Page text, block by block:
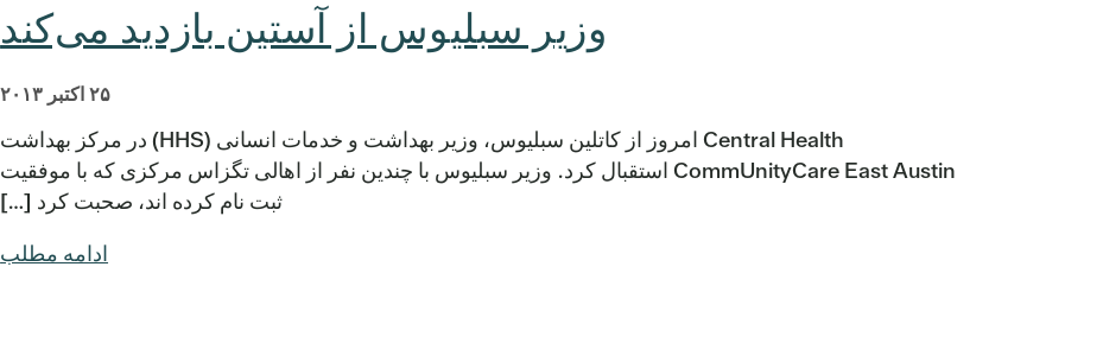
وزیر سبلیوس از آستین بازدید می‌کند
۲۵ اکتبر ۲۰۱۳
Central Health امروز از کاتلین سبلیوس، وزیر بهداشت و خدمات انسانی (HHS) در مرکز بهداشت
CommUnityCare East Austin استقبال کرد. وزیر سبلیوس با چندین نفر از اهالی تگزاس مرکزی که با موفقیت
ثبت نام کرده اند، صحبت کرد […]
ادامه مطلب